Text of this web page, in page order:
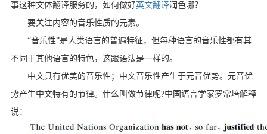
事这种文体翻译服务的，如何做好英文翻译润色哪？
要关注内容的音乐性质的元素。
“音乐性”是人类语言的普遍特征，但每种语言的音乐性都有其
不同于其他语言的特色，这跟语法是一样的。
中文具有优美的音乐性；中文音乐性产生于元音优势。元音优
势产生中文特有的节律。什么叫做节律呢?中国语言学家罗常培解释
说：